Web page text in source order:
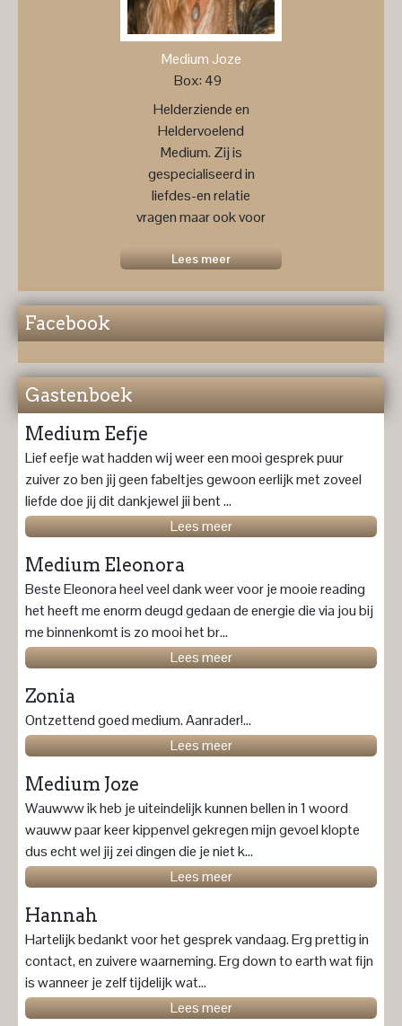
Medium Joze
Box: 49
Helderziende en
Heldervoelend
Medium. Zij is
gespecialiseerd in
liefdes-en relatie
vragen maar ook voor
toekomstprognose ....
Lees meer
Facebook
Gastenboek
Medium Eefje
Lief eefje wat hadden wij weer een mooi gesprek puur
zuiver zo ben jij geen fabeltjes gewoon eerlijk met zoveel
liefde doe jij dit dankjewel jii bent ...
Lees meer
Medium Eleonora
Beste Eleonora heel veel dank weer voor je mooie reading
het heeft me enorm deugd gedaan de energie die via jou bij
me binnenkomt is zo mooi het br...
Lees meer
Zonia
Ontzettend goed medium. Aanrader!...
Lees meer
Medium Joze
Wauwww ik heb je uiteindelijk kunnen bellen in 1 woord
wauww paar keer kippenvel gekregen mijn gevoel klopte
dus echt wel jij zei dingen die je niet k...
Lees meer
Hannah
Hartelijk bedankt voor het gesprek vandaag. Erg prettig in
contact, en zuivere waarneming. Erg down to earth wat fijn
is wanneer je zelf tijdelijk wat...
Lees meer